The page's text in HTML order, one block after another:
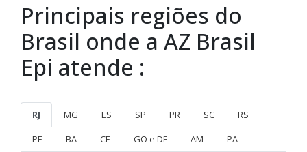
Principais regiões do
Brasil onde a AZ Brasil
Epi atende :
RJ MG ES SP PR SC
RS
PE
BA CE GO e DF AM PA